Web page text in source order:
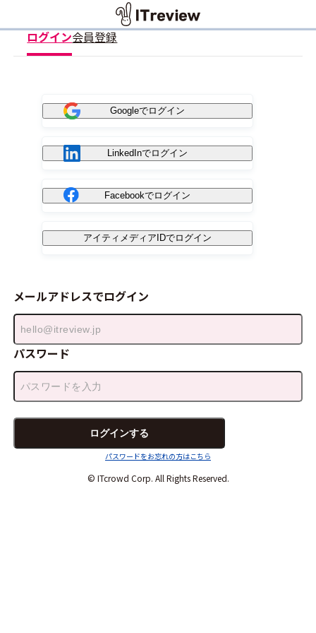
ログイン会員登録
Googleでログイン
LinkedInでログイン
Facebookでログイン
アイティメディアIDでログイン
メールアドレスでログイン
パスワード
パスワードをお忘れの方はこちら
© ITcrowd Corp. All Rights Reserved.